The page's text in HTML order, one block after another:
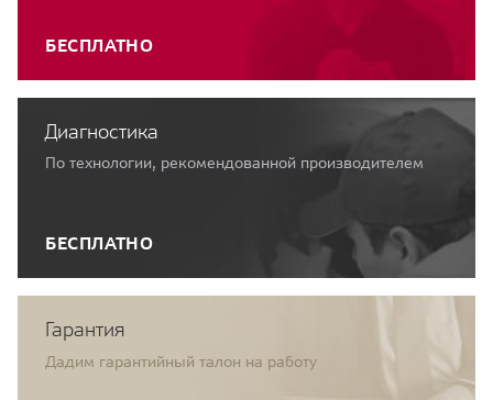
БЕСПЛАТНО
Диагностика
По технологии, рекомендованной производителем
БЕСПЛАТНО
Гарантия
Дадим гарантийный талон на работу